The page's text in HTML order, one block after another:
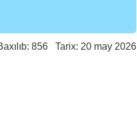
856 Tarix: 20 may 2026